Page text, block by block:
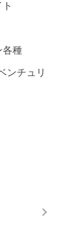
各種
ンチュリ
ンチュリ